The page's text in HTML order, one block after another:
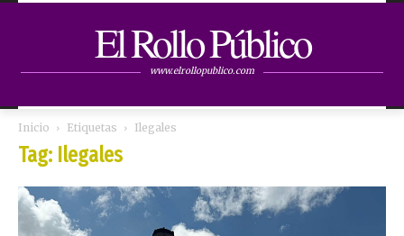
El Rollo Público
www.elrollopublico.com
Inicio Etiquetas Ilegales
Tag: Ilegales